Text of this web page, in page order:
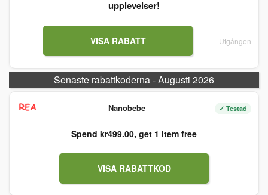
upplevelser!
VISA RABATT Utgången
Senaste rabattkoderna - Augusti 2026
Nanobebe ✓ Testad
Spend kr499.00, get 1 item free
VISA RABATTKOD